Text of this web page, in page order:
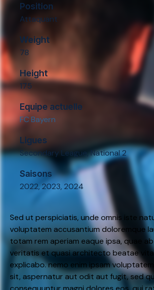
Position
Attaquant
Weight
78
Height
175
Equipe actuelle
FC Bayern
Ligues
Secondary League, National 2
Saisons
2022, 2023, 2024
Sed ut perspiciatis, unde omnis iste
voluptatem accusantium doloremque
totam rem aperiam eaque ipsa, quae
veritatis et quasi architecto beatae
explicabo. nemo enim ipsam
sit, aspernatur aut odit aut fugit, sed